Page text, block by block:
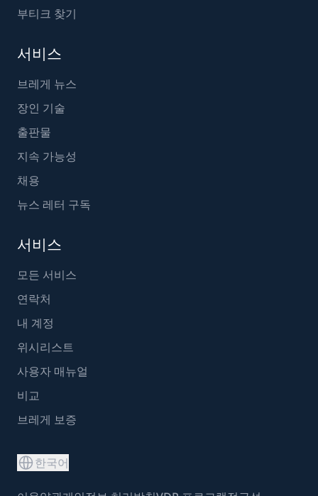
부티크 찾기
서비스
브레게 뉴스
장인 기술
출판물
지속 가능성
채용
뉴스 레터 구독
서비스
모든 서비스
연락처
내 계정
위시리스트
사용자 매뉴얼
비교
브레게 보증
한국어